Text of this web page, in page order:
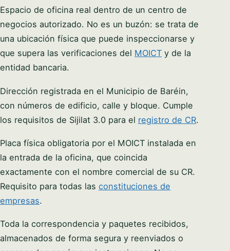
Espacio de oficina real dentro de un centro de
negocios autorizado. No es un buzón: se trata de
una ubicación física que puede inspeccionarse y
que supera las verificaciones del MOICT y de la
entidad bancaria.
Dirección registrada en el Municipio de Baréin,
con números de edificio, calle y bloque. Cumple
los requisitos de Sijilat 3.0 para el registro de CR.
Placa física obligatoria por el MOICT instalada en
la entrada de la oficina, que coincida
exactamente con el nombre comercial de su CR.
Requisito para todas las constituciones de
empresas.
Toda la correspondencia y paquetes recibidos,
almacenados de forma segura y reenviados o